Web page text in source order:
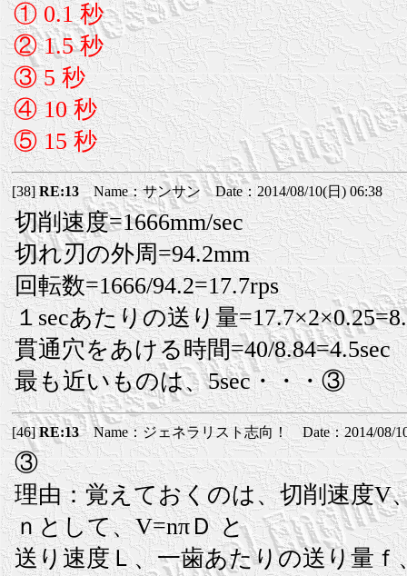
① 0.1 秒
② 1.5 秒
③ 5 秒
④ 10 秒
⑤ 15 秒
[38]RE:13 Name：サンサン Date：2014/08/10(日) 06:38
切削速度=1666mm/sec
切れ刃の外周=94.2mm
回転数=1666/94.2=17.7rps
１secあたりの送り量
貫通穴をあける時間=40/8.84=4.5sec
最も近いものは、5sec・・・③
[46]RE:13Name：ジェネラリスト志向！ Date：2014/08/
③
理由：覚えておくのは、切削速度V
ｎとして、V=nπＤ と
送り速度Ｌ、一歯あたりの送り量ｆ